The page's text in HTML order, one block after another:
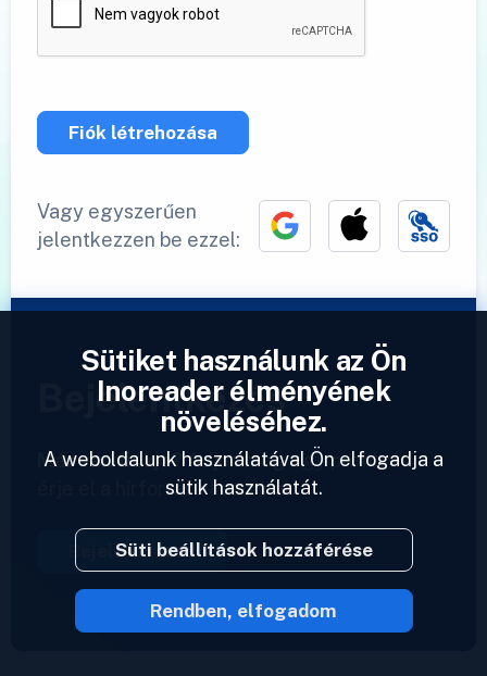
Fiók létrehozása
Vagy egyszerűen
jelentkezzen be ezzel:
Bejelentkezés
Már van fiókja? Adjon meg egy profilt és
érje el a hírforrásait azonnal.
Bejelentkezés
2023 © Inoreader
Sütiket használunk az Ön
Inoreader élményének
növeléséhez.
A weboldalunk használatával Ön elfogadja a
sütik használatát.
Süti beállítások hozzáférése
Rendben, elfogadom